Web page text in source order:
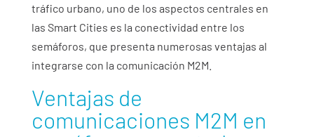
tráfico urbano, uno de los aspectos centrales en
las Smart Cities es la conectividad entre los
semáforos, que presenta numerosas ventajas al
integrarse con la comunicación M2M.
Ventajas de
comunicaciones M2M en